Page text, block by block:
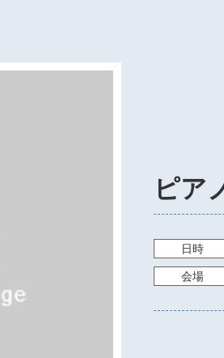
ピア
日時
会場